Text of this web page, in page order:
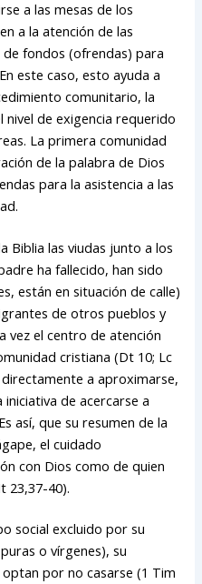
a las mesas de los
a la atención de las
fondos (ofrendas) para
este caso, esto ayuda a
comunitario, la
de exigencia requerido
La primera comunidad
de la palabra de Dios
para la asistencia a las
Biblia las viudas junto a los
ha fallecido, han sido
están en situación de calle)
de otros pueblos y
vez el centro de atención
cristiana (Dt 10; Lc
directamente a aproximarse,
de acercarse a
así, que su resumen de la
el cuidado
con Dios como de quien
23,37-40).
social excluido por su
o vírgenes), su
por no casarse (1 Tim